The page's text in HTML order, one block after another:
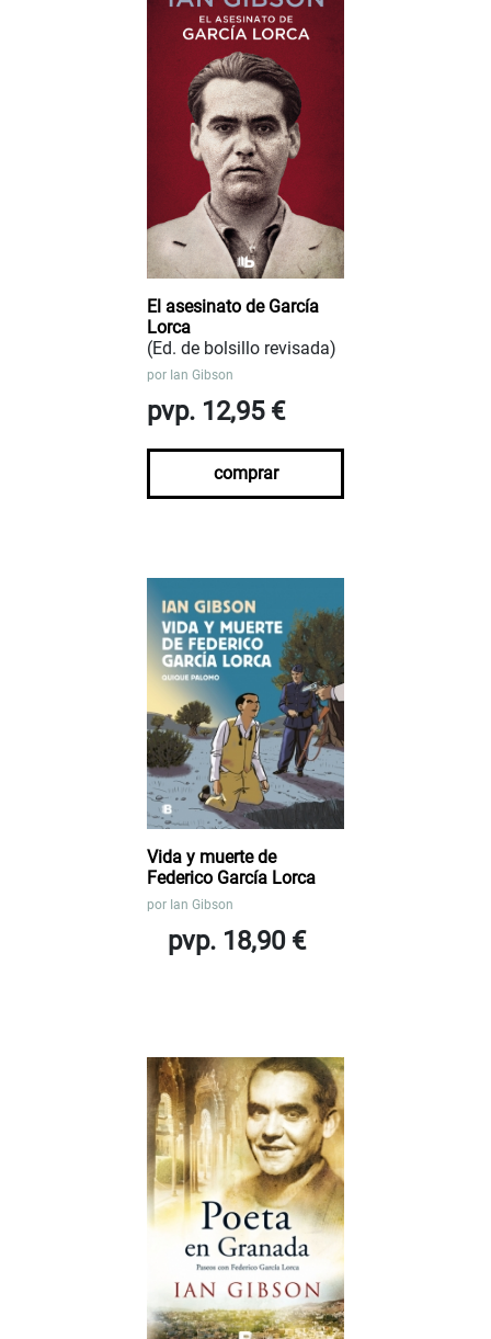
El asesinato de García
Lorca
(Ed. de bolsillo revisada)
por Ian Gibson
pvp. 12,95 €
comprar
Vida y muerte de
Federico García Lorca
por Ian Gibson
pvp. 18,90 €